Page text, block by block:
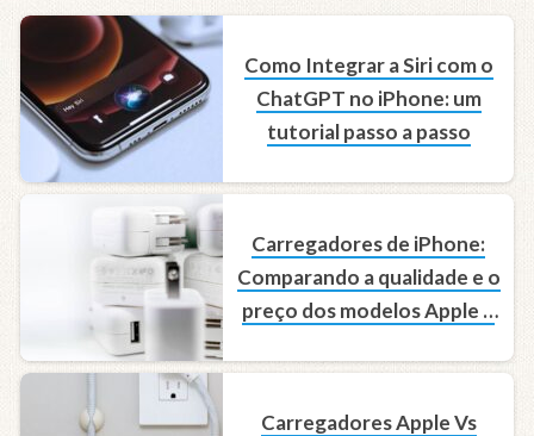
Como Integrar a Siri com o
ChatGPT no iPhone: um
tutorial passo a passo
Carregadores de iPhone:
Comparando a qualidade e o
preço dos modelos Apple e
Carregadores Apple Vs